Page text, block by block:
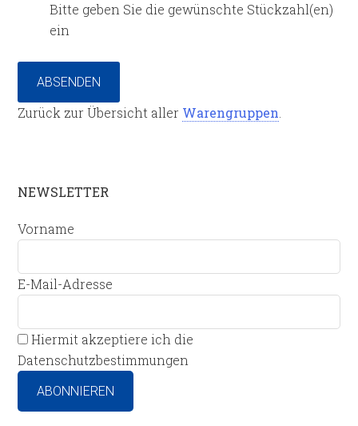
Bitte geben Sie die gewünschte Stückzahl(en)
ein
ABSENDEN
Zurück zur Übersicht aller Warengruppen
NEWSLETTER
Vorname
E-Mail-Adresse
Hiermit akzeptiere ich die
Datenschutzbestimmungen